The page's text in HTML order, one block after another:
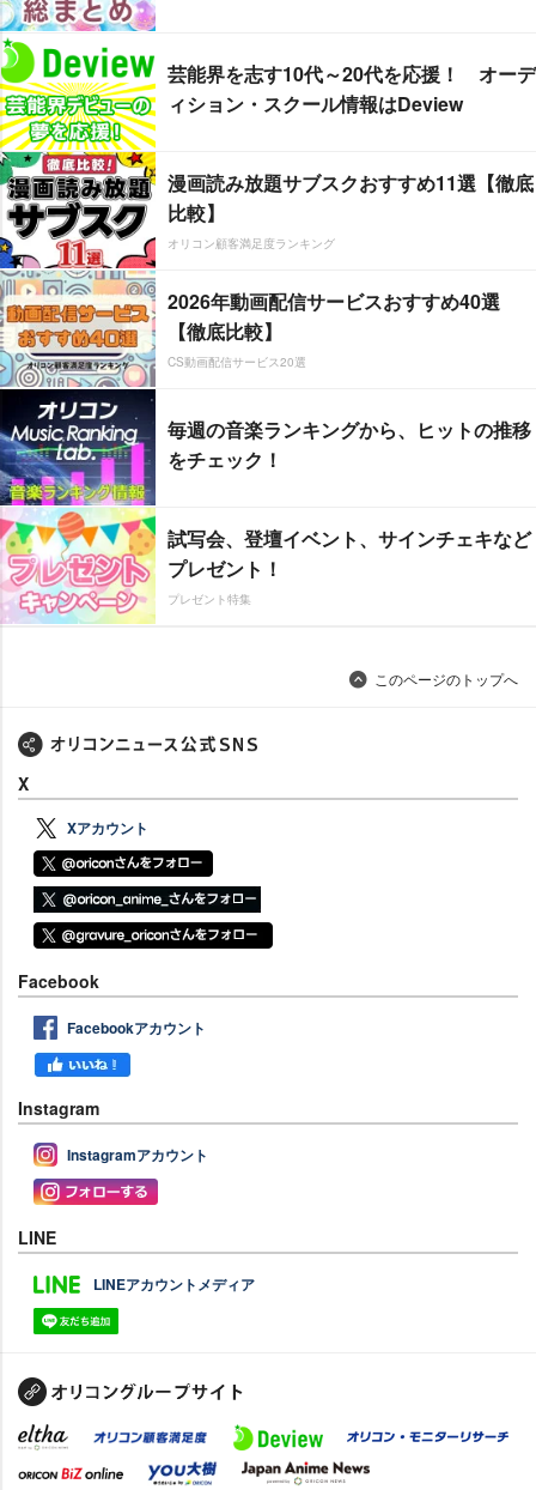
芸能界を志す10代～20代を応援！ オーデ
ィション・スクール情報はDeview
漫画読み放題サブスクおすすめ11選【徹底
比較】
オリコン顧客満足度ランキング
2026年動画配信サービスおすすめ40選
【徹底比較】
CS動画配信サービス20選
毎週の音楽ランキングから、ヒットの推移
をチェック！
試写会、登壇イベント、サインチェキなど
プレゼント！
プレゼント特集
このページのトップへ
X
Xアカウント
Facebook
Facebookアカウント
Instagram
Instagramアカウント
LINE
LINEアカウントメディア